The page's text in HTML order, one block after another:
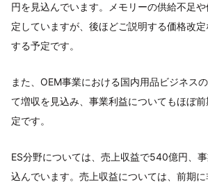
円を見込んでいます。メモリーの供給不足
定していますが、後ほどご説明する価格改
する予定です。
また、OEM事業における国内用品ビジネス
て増収を見込み、事業利益についてもほぼ
定です。
ES分野については、売上収益で540億円、
込んでいます。売上収益については、前期